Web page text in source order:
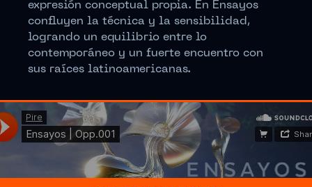
expresión conceptual propia. En Ensayos
confluyen la técnica y la sensibilidad,
logrando un equilibrio entre lo
contemporáneo y un fuerte encuentro con
sus raíces latinoamericanas.